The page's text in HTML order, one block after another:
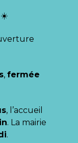
☀️
, fermée
, l’accueil
. La mairie
.